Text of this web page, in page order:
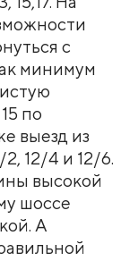
с
минимум
по
выезд из
12/4 и 12/6.
высокой
шоссе
А